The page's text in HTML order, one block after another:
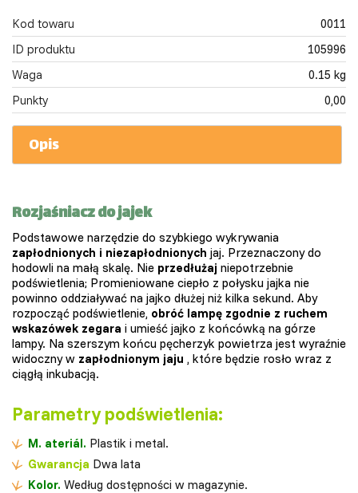
Kod towaru
0011
ID produktu
105996
Waga
0.15 kg
Punkty
0,00
Opis
Rozjaśniacz do jajek
Podstawowe narzędzie do szybkiego wykrywania
zapłodnionych i niezapłodnionych jaj. Przeznaczony do
hodowli na małą skalę. Nie przedłużaj niepotrzebnie
podświetlenia; Promieniowane ciepło z połysku jajka nie
powinno oddziaływać na jajko dłużej niż kilka sekund. Aby
rozpocząć podświetlenie, obróć lampę zgodnie z ruchem
wskazówek zegara i umieść jajko z końcówką na górze
lampy. Na szerszym końcu pęcherzyk powietrza jest wyraźnie
widoczny w zapłodnionym jaju , które będzie rosło wraz z
ciągłą inkubacją.
Parametry podświetlenia:
M. ateriál. Plastik i metal.
Gwarancja Dwa lata
Kolor. Według dostępności w magazynie.